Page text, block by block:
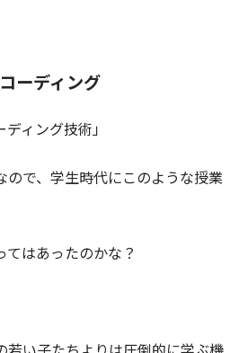
ーディング
ィング技術」
ので、学生時代にこのような授業
はあったのかな？